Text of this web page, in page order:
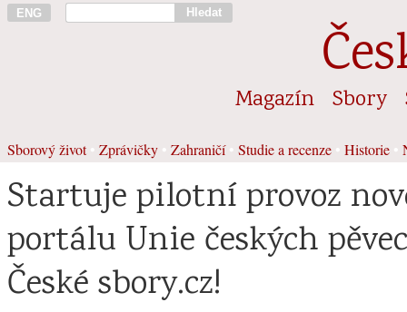
ENG Hledat
Magazín Sbory
Sborový život• Zprávičky Zahraničí• Studie a recenze Historie
Startuje pilotní provoz
portálu Unie českých
České sbory.cz!